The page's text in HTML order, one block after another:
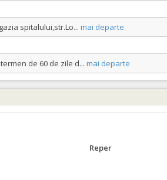
spitalului,str.Lo... mai departe
de 60 de zile d... mai departe
Reper